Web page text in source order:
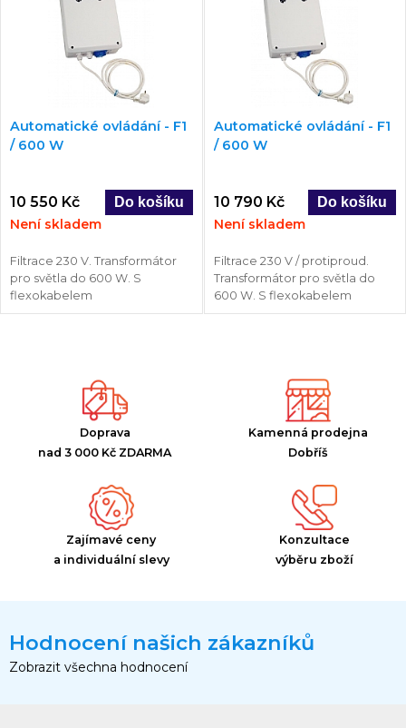
Automatické ovládání - F1
/ 600 W
10 550 Kč
Není skladem
Filtrace 230 V. Transformátor
pro světla do 600 W. S
flexokabelem
Automatické ovládání - F1
/ 600 W
10 790 Kč
Není skladem
Filtrace 230 V / protiproud.
Transformátor pro světla do
600 W. S flexokabelem
Doprava
nad 3 000 Kč ZDARMA
Kamenná prodejna
Dobříš
Zajímavé ceny
a individuální slevy
Konzultace
výběru zboží
Hodnocení našich zákazníků
Zobrazit všechna hodnocení